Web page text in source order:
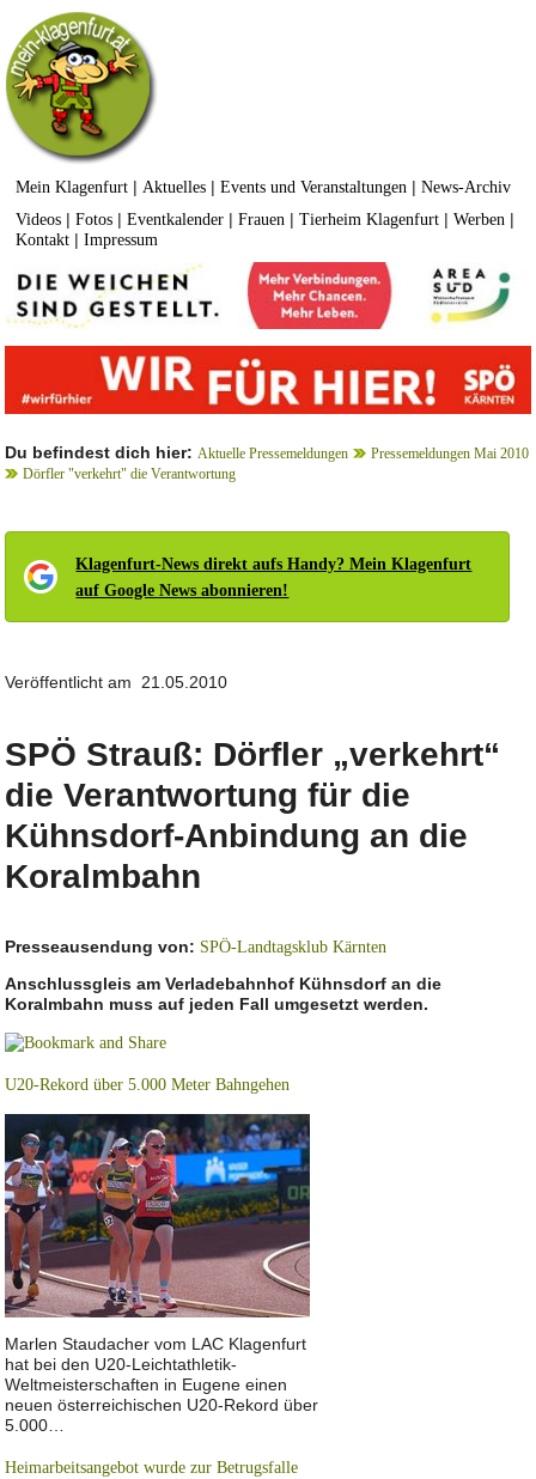
Mein Klagenfurt | Aktuelles |Events und Veranstaltungen |News-Archiv
Videos |Fotos |Eventkalender |Frauen |Tierheim Klagenfurt |Werben |
Kontakt |Impressum
Du befindest dich hier: Aktuelle Pressemeldungen
Pressemeldungen Mai 2010
Dörfler "verkehrt" die Verantwortung
Klagenfurt-News direkt aufs Handy? Mein Klagenfurt
auf Google News abonnieren!
Veröffentlicht am 21.05.2010
SPÖ Strauß: Dörfler „verkehrt“
die Verantwortung für die
Kühnsdorf-Anbindung an die
Koralmbahn
Presseausendung von: SPÖ-Landtagsklub Kärnten
Anschlussgleis am Verladebahnhof Kühnsdorf an die
Koralmbahn muss auf jeden Fall umgesetzt werden.
U20-Rekord über 5.000 Meter Bahngehen
Marlen Staudacher vom LAC Klagenfurt
hat bei den U20-Leichtathletik-
Weltmeisterschaften in Eugene einen
neuen österreichischen U20-Rekord über
5.000…
Heimarbeitsangebot wurde zur Betrugsfalle